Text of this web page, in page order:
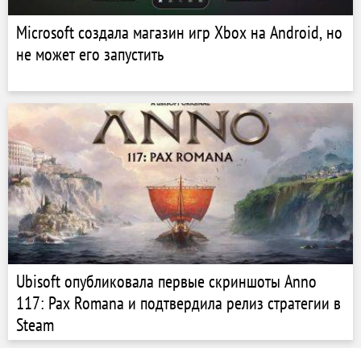
Microsoft создала магазин игр Xbox на Android, но
не может его запустить
Ubisoft опубликовала первые скриншоты Anno
117: Pax Romana и подтвердила релиз стратегии в
Steam